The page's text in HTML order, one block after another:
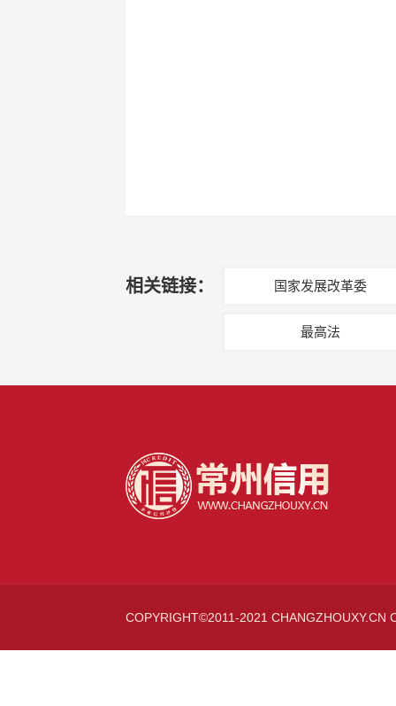
相关链接： 国家发展改革委
最高法
COPYRIGHT©2011-2021 CHANGZHOUXY.CN